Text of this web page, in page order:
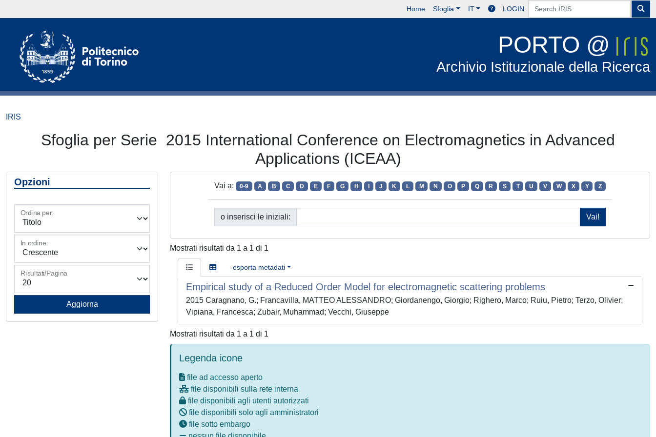
Home Sfoglia IT LOGIN
PORTO @
Archivio Istituzionale della Ricerca
IRIS
Sfoglia per Serie 2015 International Conference on Electromagnetics in Advanced
Applications (ICEAA)
Opzioni
Ordina per:
In ordine:
Risultati/Pagina
Vai a: 0-9 A B C D E F G H J K L M N O P Q R S T U V W X Y Z
o inserisci le iniziali:
Mostrati risultati da 1 a 1 di 1
esporta metadati
Empirical study of a Reduced Order Model for electromagnetic scattering problems
2015 Caragnano, G.; Francavilla, MATTEO ALESSANDRO; Giordanengo, Giorgio; Righero, Marco; Ruiu, Pietro; Terzo, Olivier;
Vipiana, Francesca; Zubair, Muhammad; Vecchi, Giuseppe
Mostrati risultati da 1 a 1 di 1
Legenda icone
file ad accesso aperto
file disponibili sulla rete interna
file disponibili agli utenti autorizzati
file disponibili solo agli amministratori
file sotto embargo